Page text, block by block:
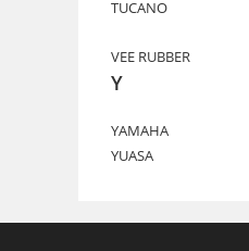
TUCANO
VEE RUBBER
Y
YAMAHA
YUASA